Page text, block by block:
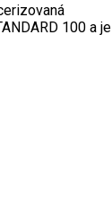
100 a je